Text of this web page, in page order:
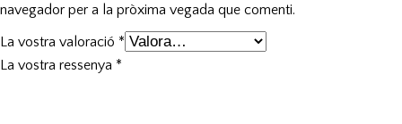
navegador per a la pròxima vegada que comenti.
La vostra valoració *
La vostra ressenya *